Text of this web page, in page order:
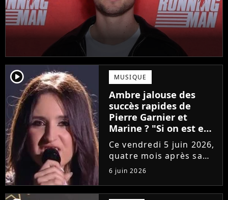
player2 MUSIQUE
Ambre jalouse des
succès rapides de
Pierre Garnier et
Marine ? "Si on est en
compétition..."
Ce vendredi 5 juin 2026,
quatre mois après sa
victoire à la Star
Academy, Ambre a
dévoilé J'me demande,
6 juin 2026